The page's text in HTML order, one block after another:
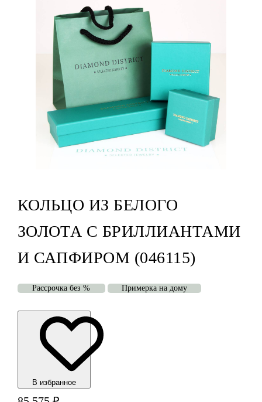
КОЛЬЦО ИЗ БЕЛОГО
ЗОЛОТА С БРИЛЛИАНТАМИ
И САПФИРОМ (046115)
Рассрочка без % Примерка на дому
В избранноe